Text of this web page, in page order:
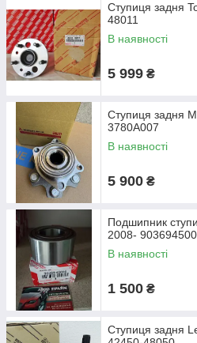
Ступиця задня
48011
В наявності
5 999 ₴
Ступиця задня
3780A007
В наявності
5 900 ₴
Подшипник
2008-
В наявності
1 500 ₴
Ступиця задня